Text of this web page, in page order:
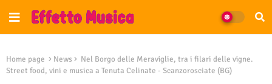
Home page News
Nel Borgo delle Meraviglie, tra i filari delle vigne.
Street food, vini e musica a Tenuta Celinate - Scanzorosciate (BG)